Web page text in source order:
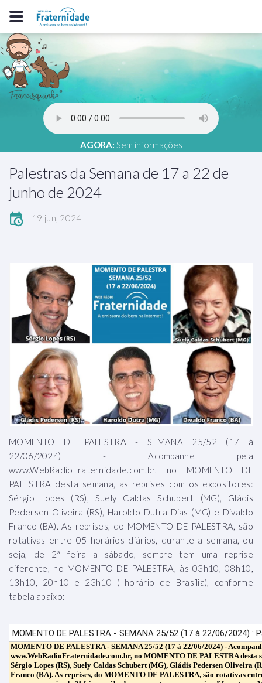
AGORA: Sem informações
Palestras da Semana de 17 a 22 de
junho de 2024
19 jun, 2024
MOMENTO DE PALESTRA - SEMANA 25/52 (17 à
22/06/2024) - Acompanhe pela
www.WebRadioFraternidade.com.br, no MOMENTO DE
PALESTRA desta semana, as reprises com os expositores:
Sérgio Lopes (RS), Suely Caldas Schubert (MG), Gládis
Pedersen Oliveira (RS), Haroldo Dutra Dias (MG) e Divaldo
Franco (BA). As reprises, do MOMENTO DE PALESTRA, são
rotativas entre 05 horários diários, durante a semana, ou
seja, de 2ª feira a sábado, sempre tem uma reprise
diferente, no MOMENTO DE PALESTRA, às 03h10, 08h10,
13h10, 20h10 e 23h10 ( horário de Brasília), conforme
tabela abaixo: